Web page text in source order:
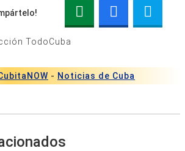
TodoCuba
- Noticias de Cuba